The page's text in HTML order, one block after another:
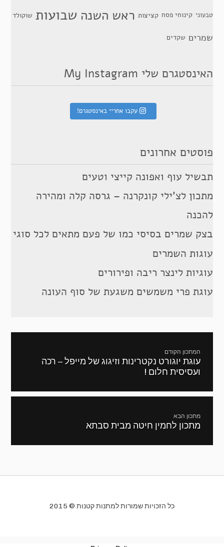
טבעוני קינוחי פסח קציצות ראש השנה שבועות שוקולד
שמרים שקדים
האינסטגרם שלי My Instagram
עקבו אחריי באינסטגרם!
פוסטים אחרונים
תבשיל עוף ואפונה קייצי וטעים
מתכון לצ’ילי קונקרנה – גרסה קלה ומהירה
להכנה
בצק שמרים בסיסי כמו של פעם מתאים לכל סוגי
עוגות השמרים
עוגיות לינצר ריבה ופירורים
עוגת פרי משמשים משגעת של סוף העונה
המתכון הקודם
מתכון
קודם:
עוגת יוגורט נקטרינות וזיגוג של מייפל – רכה
ועסיסית חלום !
מתכון הבא
המתכון
מתכון לחמין חיטה מבית סבתא
כל הזכויות שמורות למתנות קטנות © 2015